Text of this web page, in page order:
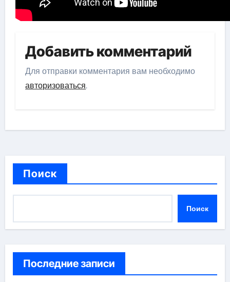
Добавить комментарий
Для отправки комментария вам необходимо
авторизоваться.
Поиск
Поиск
Последние записи